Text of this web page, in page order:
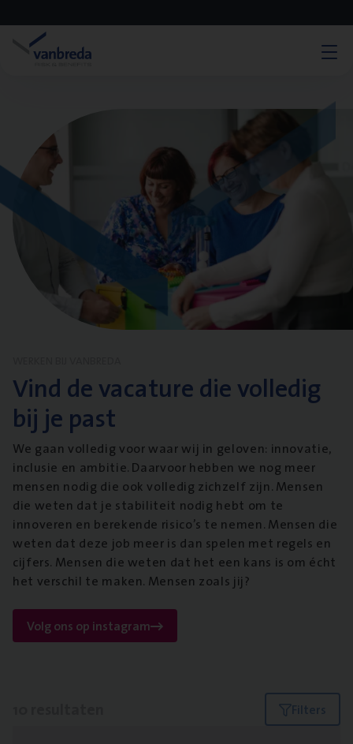
Vind de vacature die volledig
bij je past
We gaan volledig voor waar wij in geloven: innovatie,
inclusie en ambitie. Daarvoor hebben we nog meer
mensen nodig die ook volledig zichzelf zijn. Mensen
die weten dat je stabiliteit nodig hebt om te
innoveren en berekende risico’s te nemen. Mensen die
weten dat deze job meer is dan spelen met regels en
cijfers. Mensen die weten dat het een kans is om écht
het verschil te maken. Mensen zoals jij?
Volg ons op instagram
Filters